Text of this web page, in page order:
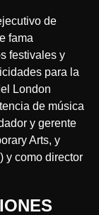
de
fama
festivales y
para la
London
de música
y gerente
Arts, y
y como director